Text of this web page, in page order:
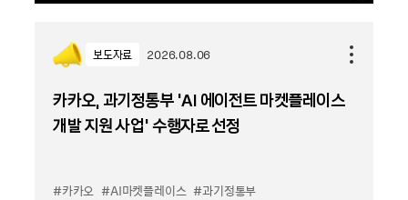
보도자료 2026.08.06
카카오, 과기정통부 ‘AI 에이전트 마켓플레이스
개발 지원 사업’ 수행자로 선정
#카카오 #AI마켓플레이스 #과기정통부